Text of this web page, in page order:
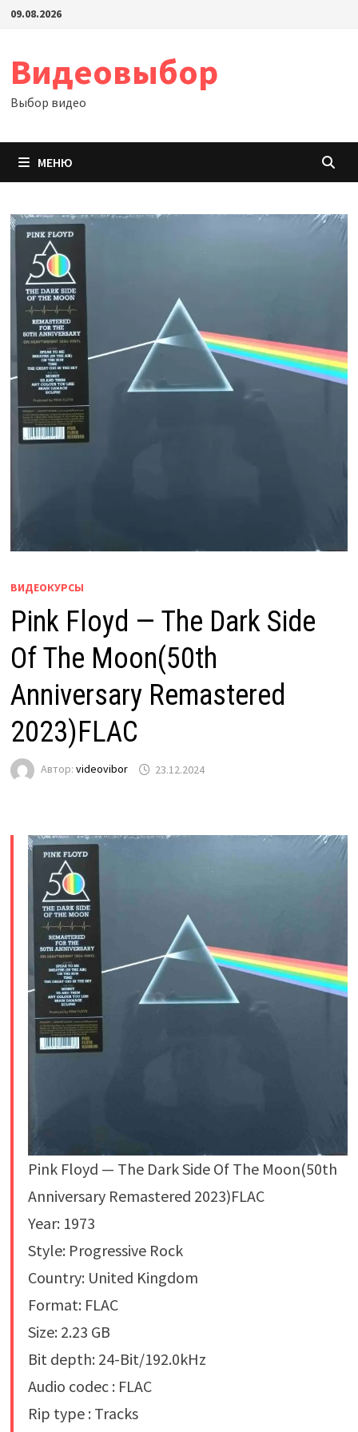
Перейти
09.08.2026
Видеовыбор
Выбор видео
МЕНЮ
ВИДЕОКУРСЫ
Pink Floyd — The Dark Side
Of The Moon(50th
Anniversary Remastered
2023)FLAC
Автор: videovibor 23.12.2024
Pink Floyd — The Dark Side Of The Moon(50th
Anniversary Remastered 2023)FLAC
Year: 1973
Style: Progressive Rock
Country: United Kingdom
Format: FLAC
Size: 2.23 GB
Bit depth: 24-Bit/192.0kHz
Audio codec : FLAC
Rip type : Tracks